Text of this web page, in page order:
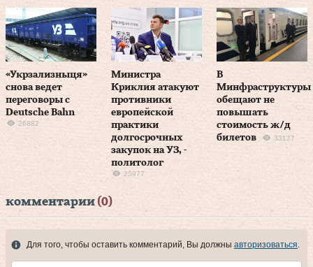
«Укрзализныця»
снова ведет
переговоры с
Deutsche Bahn
26882
Министра
Криклия атакуют
противники
европейской
практики
долгосрочных
закупок на УЗ, -
политолог
25977
В
Минфраструктуры
обещают не
повышать
стоимость ж/д
билетов
33127
комментарии (0)
Для того, чтобы оставить комментарий, Вы должны авторизоваться.